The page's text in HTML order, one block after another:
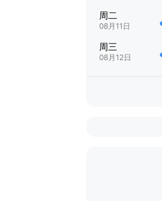
周二
08月11日
周三
08月12日